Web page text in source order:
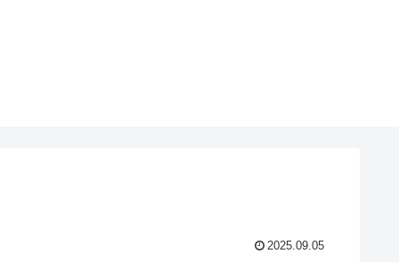
2025.09.05